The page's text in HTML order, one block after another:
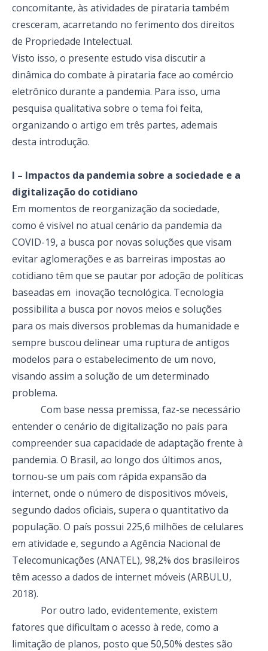
concomitante, às atividades de pirataria também
cresceram, acarretando no ferimento dos direitos
de Propriedade Intelectual.
Visto isso, o presente estudo visa discutir a
dinâmica do combate à pirataria face ao comércio
eletrônico durante a pandemia. Para isso, uma
pesquisa qualitativa sobre o tema foi feita,
organizando o artigo em três partes, ademais
desta introdução.
I – Impactos da pandemia sobre a sociedade e a
digitalização do cotidiano
Em momentos de reorganização da sociedade,
como é visível no atual cenário da pandemia da
COVID-19, a busca por novas soluções que visam
evitar aglomerações e as barreiras impostas ao
cotidiano têm que se pautar por adoção de políticas
baseadas em inovação tecnológica. Tecnologia
possibilita a busca por novos meios e soluções
para os mais diversos problemas da humanidade e
sempre buscou delinear uma ruptura de antigos
modelos para o estabelecimento de um novo,
visando assim a solução de um determinado
problema.
Com base nessa premissa, faz-se necessário
entender o cenário de digitalização no país para
compreender sua capacidade de adaptação frente à
pandemia. O Brasil, ao longo dos últimos anos,
tornou-se um país com rápida expansão da
internet, onde o número de dispositivos móveis,
segundo dados oficiais, supera o quantitativo da
população. O país possui 225,6 milhões de celulares
em atividade e, segundo a Agência Nacional de
Telecomunicações (ANATEL), 98,2% dos brasileiros
têm acesso a dados de internet móveis (ARBULU,
2018).
Por outro lado, evidentemente, existem
fatores que dificultam o acesso à rede, como a
limitação de planos, posto que 50,50% destes são